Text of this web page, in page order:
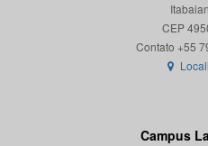
CEP
Campus